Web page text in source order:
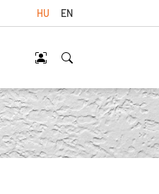
HU EN